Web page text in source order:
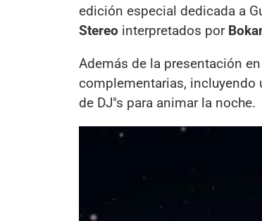
edición especial dedicada a
Stereo interpretados por
Además de la presentación
complementarias, incluyendo
de DJ"s para animar la noche.